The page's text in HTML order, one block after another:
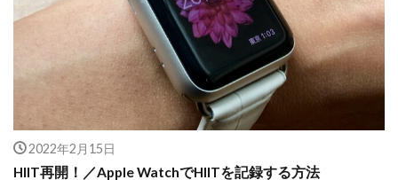
2022年2月15日
HIIT再開！／Apple WatchでHIITを記録する方法